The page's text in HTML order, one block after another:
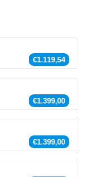
€1.119,54
€1.399,00
€1.399,00